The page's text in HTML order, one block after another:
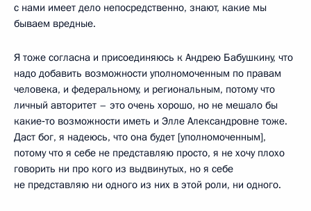
с нами имеет дело непосредственно, знают, какие мы
бываем вредные.
Я тоже согласна и присоединяюсь к Андрею Бабушкину, что
надо добавить возможности уполномоченным по правам
человека, и федеральному, и региональным, потому что
личный авторитет – это очень хорошо, но не мешало бы
какие‑то возможности иметь и Элле Александровне тоже.
Даст бог, я надеюсь, что она будет [уполномоченным],
потому что я себе не представляю просто, я не хочу плохо
говорить ни про кого из выдвинутых, но я себе
не представляю ни одного из них в этой роли, ни одного.